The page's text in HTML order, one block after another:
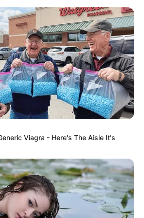
em feltro – você
Viagra - Here's The Aisle It's